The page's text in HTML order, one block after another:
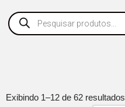
Exibindo 1–12 de 62 resultados